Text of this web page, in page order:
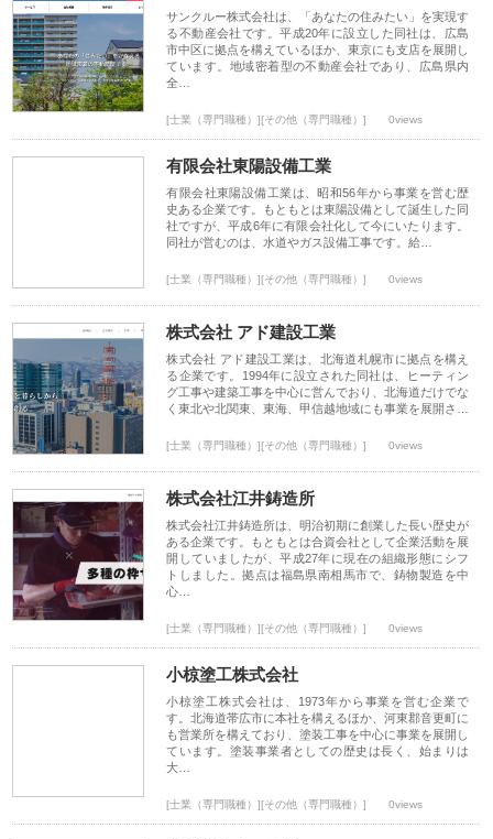
サンクルー株式会社は、「あなたの住みたい」を実現す
る不動産会社です。平成20年に設立した同社は、広島
市中区に拠点を構えているほか、東京にも支店を展開し
ています。地域密着型の不動産会社であり、広島県内
全…
[士業（専門職種）][その他（専門職種）] 0views
有限会社東陽設備工業
有限会社東陽設備工業は、昭和56年から事業を営む歴
史ある企業です。もともとは東陽設備として誕生した同
社ですが、平成6年に有限会社化して今にいたります。
同社が営むのは、水道やガス設備工事です。給…
[士業（専門職種）][その他（専門職種）] 0views
株式会社 アド建設工業
株式会社 アド建設工業は、北海道札幌市に拠点を構え
る企業です。1994年に設立された同社は、ヒーティン
グ工事や建築工事を中心に営んでおり、北海道だけでな
く東北や北関東、東海、甲信越地域にも事業を展開さ…
[士業（専門職種）][その他（専門職種）] 0views
株式会社江井鋳造所
株式会社江井鋳造所は、明治初期に創業した長い歴史が
ある企業です。もともとは合資会社として企業活動を展
開していましたが、平成27年に現在の組織形態にシフ
トしました。拠点は福島県南相馬市で、鋳物製造を中
心…
[士業（専門職種）][その他（専門職種）] 0views
小椋塗工株式会社
小椋塗工株式会社は、1973年から事業を営む企業で
す。北海道帯広市に本社を構えるほか、河東郡音更町に
も営業所を構えており、塗装工事を中心に事業を展開し
ています。塗装事業者としての歴史は長く、始まりは
大…
[士業（専門職種）][その他（専門職種）] 0views